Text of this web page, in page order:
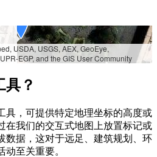
USDA, USGS, AEX, GeoEye,
EGP, and the GIS User Community
具？
具，可提供特定地理坐标的高度或
在我们的交互式地图上放置标记或
数据，这对于远足、建筑规划、环
至关重要。